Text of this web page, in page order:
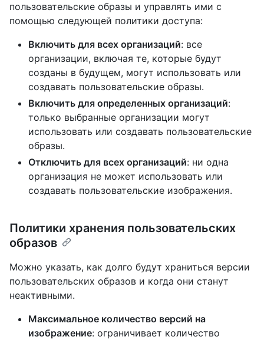
пользовательские образы и управлять ими с
помощью следующей политики доступа:
Включить для всех организаций: все
организации, включая те, которые будут
созданы в будущем, могут использовать или
создавать пользовательские образы.
Включить для определенных организаций:
только выбранные организации могут
использовать или создавать пользовательские
образы.
Отключить для всех организаций: ни одна
организация не может использовать или
создавать пользовательские изображения.
Политики хранения пользовательских
образов
Можно указать, как долго будут храниться версии
пользовательских образов и когда они станут
неактивными.
Максимальное количество версий на
изображение: ограничивает количество